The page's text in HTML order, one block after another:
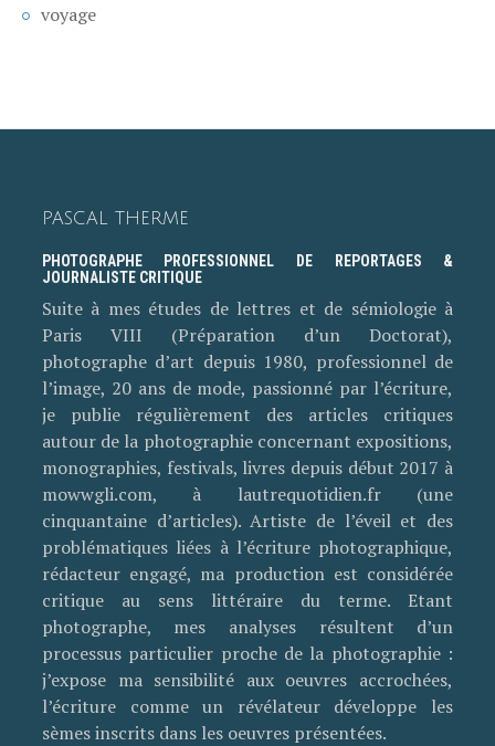
voyage
PASCAL THERME
PHOTOGRAPHE PROFESSIONNEL DE REPORTAGES &
JOURNALISTE CRITIQUE
Suite à mes études de lettres et de sémiologie à
Paris VIII (Préparation d’un Doctorat),
photographe d’art depuis 1980, professionnel de
l’image, 20 ans de mode, passionné par l’écriture,
je publie régulièrement des articles critiques
autour de la photographie concernant expositions,
monographies, festivals, livres depuis début 2017 à
mowwgli.com, à lautrequotidien.fr (une
cinquantaine d’articles). Artiste de l’éveil et des
problématiques liées à l’écriture photographique,
rédacteur engagé, ma production est considérée
critique au sens littéraire du terme. Etant
photographe, mes analyses résultent d’un
processus particulier proche de la photographie :
j’expose ma sensibilité aux oeuvres accrochées,
l’écriture comme un révélateur développe les
sèmes inscrits dans les oeuvres présentées.